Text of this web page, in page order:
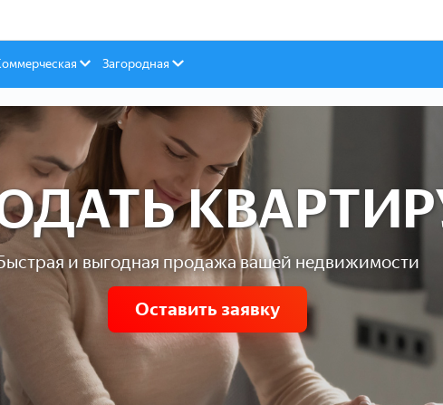
Загородная
и выгодная продажа вашей недвижимости
Оставить заявку